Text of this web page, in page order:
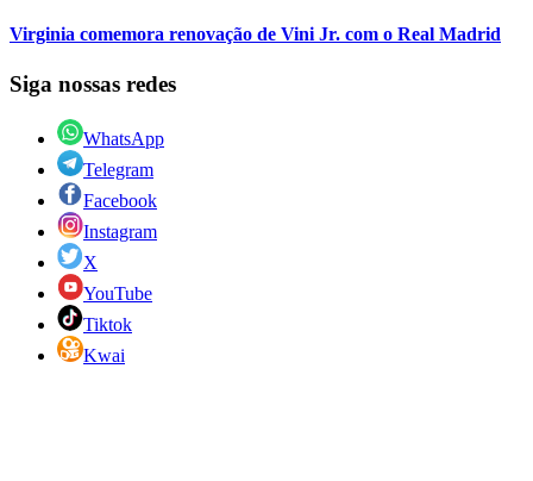
Virginia comemora renovação de Vini Jr. com o Real Madrid
Siga nossas redes
WhatsApp
Telegram
Facebook
Instagram
X
YouTube
Tiktok
Kwai